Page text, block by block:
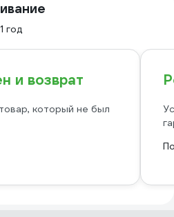
год
и возврат
который не был